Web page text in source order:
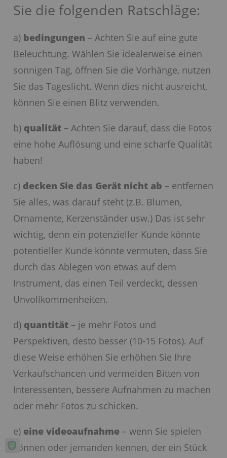
Sie die folgenden Ratschläge:
a) bedingungen – Achten Sie auf eine gute
Beleuchtung. Wählen Sie idealerweise einen
sonnigen Tag, öffnen Sie die Vorhänge, nutzen
Sie das Tageslicht. Wenn dies nicht ausreicht,
können Sie einen Blitz verwenden.
b) qualität – Achten Sie darauf, dass die Fotos
eine hohe Auflösung und eine scharfe Qualität
haben!
c) decken Sie das Gerät nicht ab – entfernen
Sie alles, was darauf steht (z.B. Blumen,
Ornamente, Kerzenständer usw.) Das ist sehr
wichtig, denn ein potenzieller Kunde könnte
potentieller Kunde könnte vermuten, dass Sie
durch das Ablegen von etwas auf dem
Instrument, das einen Teil verdeckt, dessen
Unvollkommenheiten.
d) quantität – je mehr Fotos und
Perspektiven, desto besser (10-15 Fotos). Auf
diese Weise erhöhen Sie erhöhen Sie Ihre
Verkaufschancen und vermeiden Bitten von
Interessenten, bessere Aufnahmen zu machen
oder mehr Fotos zu schicken.
e) eine videoaufnahme – wenn Sie spielen
können oder jemanden kennen, der ein Stück